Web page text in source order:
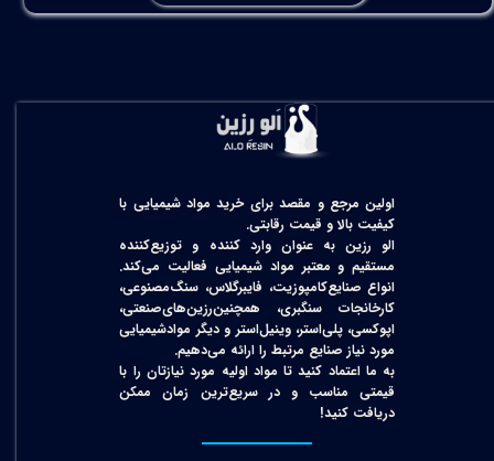
اولین مرجع و مقصد برای خرید مواد شیمیایی با
کیفیت بالا و قیمت رقابتی.
الو رزین به عنوان وارد کننده و توزیع‌کننده
مستقیم و معتبر مواد شیمیایی فعالیت می‌کند.
انواع صنایع‌کامپوزیت، فایبرگلاس، سنگ‌مصنوعی،
کارخانجات سنگبری، همچنین‌رزین‌های‌صنعتی،
اپوکسی، پلی‌استر، وینیل‌استر و دیگر مواد‌شیمیایی
مورد نیاز صنایع مرتبط را ارائه می‌دهیم.
به ما اعتماد کنید تا مواد اولیه مورد نیازتان را با
قیمتی مناسب و در سریع‌ترین زمان ممکن
دریافت کنید!​​​​​​​